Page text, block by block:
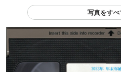
写真をすべ